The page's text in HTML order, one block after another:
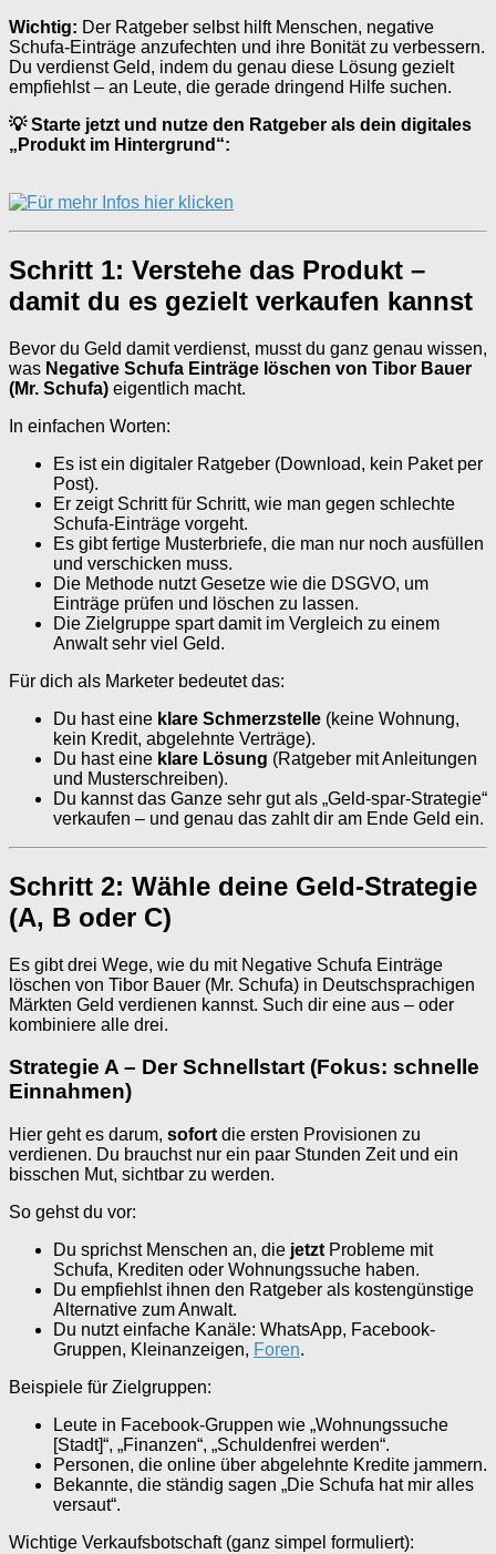
Wichtig: Der Ratgeber selbst hilft Menschen, negative
Schufa-Einträge anzufechten und ihre Bonität zu verbessern.
Du verdienst Geld, indem du genau diese Lösung gezielt
empfiehlst – an Leute, die gerade dringend Hilfe suchen.
💡 Starte jetzt und nutze den Ratgeber als dein digitales
„Produkt im Hintergrund“:
Schritt 1: Verstehe das Produkt –
damit du es gezielt verkaufen kannst
Bevor du Geld damit verdienst, musst du ganz genau wissen,
was Negative Schufa Einträge löschen von Tibor Bauer
(Mr. Schufa) eigentlich macht.
In einfachen Worten:
Es ist ein digitaler Ratgeber (Download, kein Paket per
Post).
Er zeigt Schritt für Schritt, wie man gegen schlechte
Schufa-Einträge vorgeht.
Es gibt fertige Musterbriefe, die man nur noch ausfüllen
und verschicken muss.
Die Methode nutzt Gesetze wie die DSGVO, um
Einträge prüfen und löschen zu lassen.
Die Zielgruppe spart damit im Vergleich zu einem
Anwalt sehr viel Geld.
Für dich als Marketer bedeutet das:
Du hast eine klare Schmerzstelle (keine Wohnung,
kein Kredit, abgelehnte Verträge).
Du hast eine klare Lösung (Ratgeber mit Anleitungen
und Musterschreiben).
Du kannst das Ganze sehr gut als „Geld-spar-Strategie“
verkaufen – und genau das zahlt dir am Ende Geld ein.
Schritt 2: Wähle deine Geld-Strategie
(A, B oder C)
Es gibt drei Wege, wie du mit Negative Schufa Einträge
löschen von Tibor Bauer (Mr. Schufa) in Deutschsprachigen
Märkten Geld verdienen kannst. Such dir eine aus – oder
kombiniere alle drei.
Strategie A – Der Schnellstart (Fokus: schnelle
Einnahmen)
Hier geht es darum, sofort die ersten Provisionen zu
verdienen. Du brauchst nur ein paar Stunden Zeit und ein
bisschen Mut, sichtbar zu werden.
So gehst du vor:
Du sprichst Menschen an, die jetzt Probleme mit
Schufa, Krediten oder Wohnungssuche haben.
Du empfiehlst ihnen den Ratgeber als kostengünstige
Alternative zum Anwalt.
Du nutzt einfache Kanäle: WhatsApp, Facebook-
Gruppen, Kleinanzeigen, Foren.
Beispiele für Zielgruppen:
Leute in Facebook-Gruppen wie „Wohnungssuche
[Stadt]“, „Finanzen“, „Schuldenfrei werden“.
Personen, die online über abgelehnte Kredite jammern.
Bekannte, die ständig sagen „Die Schufa hat mir alles
versaut“.
Wichtige Verkaufsbotschaft (ganz simpel formuliert):